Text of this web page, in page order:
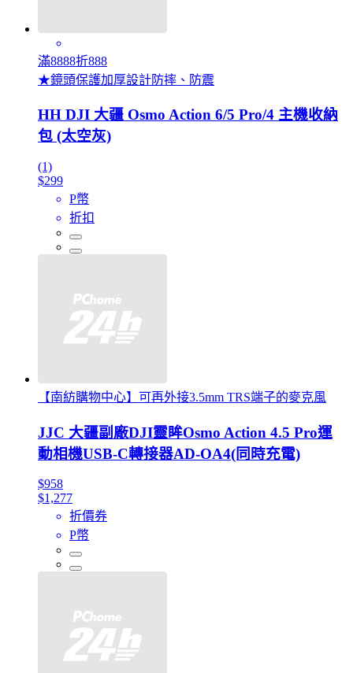
滿8888折888
★鏡頭保護加厚設計防摔、防震
HH DJI 大疆 Osmo Action 6/5 Pro/4 主機收納
包 (太空灰)
(1)
$299
P幣
折扣
【南紡購物中心】可再外接3.5mm TRS端子的麥克風
JJC 大疆副廠DJI靈眸Osmo Action 4.5 Pro運
動相機USB-C轉接器AD-OA4(同時充電)
$958
$1,277
折價券
P幣